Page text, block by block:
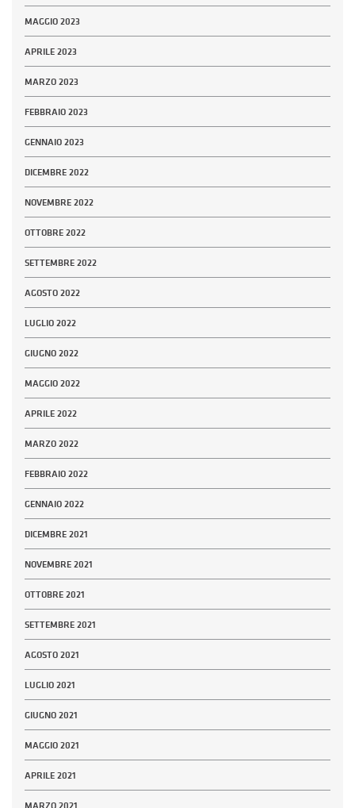
MAGGIO 2023
APRILE 2023
MARZO 2023
FEBBRAIO 2023
GENNAIO 2023
DICEMBRE 2022
NOVEMBRE 2022
OTTOBRE 2022
SETTEMBRE 2022
AGOSTO 2022
LUGLIO 2022
GIUGNO 2022
MAGGIO 2022
APRILE 2022
MARZO 2022
FEBBRAIO 2022
GENNAIO 2022
DICEMBRE 2021
NOVEMBRE 2021
OTTOBRE 2021
SETTEMBRE 2021
AGOSTO 2021
LUGLIO 2021
GIUGNO 2021
MAGGIO 2021
APRILE 2021